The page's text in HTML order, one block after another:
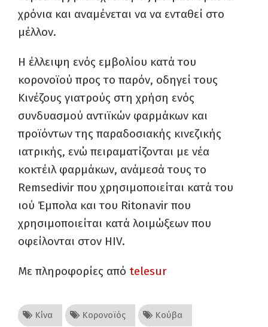
χρόνια και αναμένεται να να ενταθεί στο
μέλλον.
Η έλλειψη ενός εμβολίου κατά του
κορονοϊού προς το παρόν, οδηγεί τους
Κινέζους γιατρούς στη χρήση ενός
συνδυασμού αντιϊκών φαρμάκων και
προϊόντων της παραδοσιακής κινεζικής
ιατρικής, ενώ πειραματίζονται με νέα
κοκτέιλ φαρμάκων, ανάμεσά τους το
Remsedivir που χρησιμοποιείται κατά του
ιού Έμπολα και του Ritonavir που
χρησιμοποιείται κατά λοιμώξεων που
οφείλονται στον HIV.
Mε πληροφορίες από telesur
Κίνα Κορονοϊός Κούβα